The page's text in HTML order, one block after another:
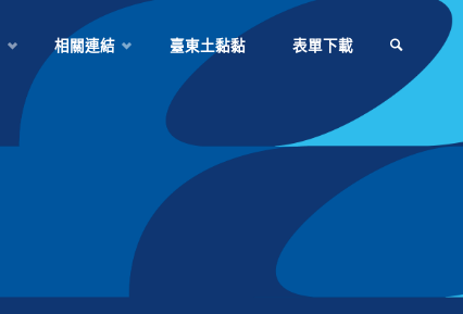
相關連結 臺東土黏黏 表單下載